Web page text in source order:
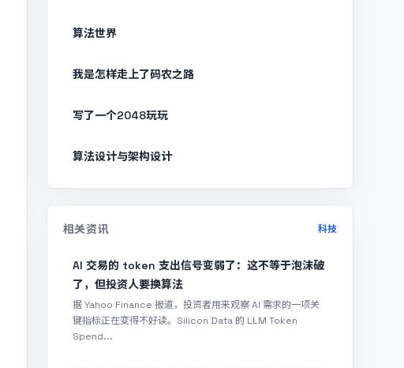
算法世界
我是怎样走上了码农之路
写了一个2048玩玩
算法设计与架构设计
相关资讯 科技
AI 交易的 token 支出信号变弱了：这不等于泡沫破
了，但投资人要换算法
据 Yahoo Finance 报道，投资者用来观察 AI 需求的一项关
键指标正在变得不好读。Silicon Data 的 LLM Token
Spend...